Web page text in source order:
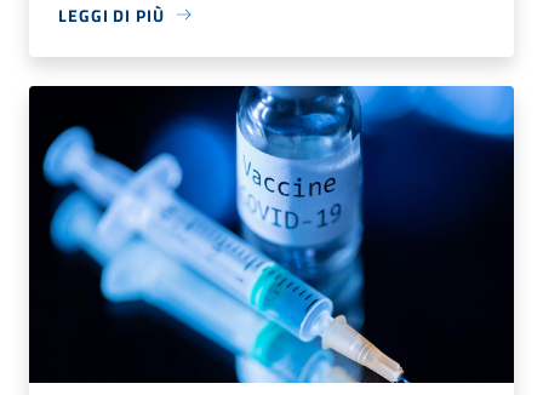
LEGGI DI PIÙ